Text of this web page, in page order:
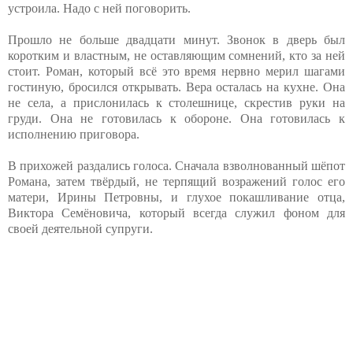
устроила. Надо с ней поговорить.
Прошло не больше двадцати минут. Звонок в дверь был
коротким и властным, не оставляющим сомнений, кто за ней
стоит. Роман, который всё это время нервно мерил шагами
гостиную, бросился открывать. Вера осталась на кухне. Она
не села, а прислонилась к столешнице, скрестив руки на
груди. Она не готовилась к обороне. Она готовилась к
исполнению приговора.
В прихожей раздались голоса. Сначала взволнованный шёпот
Романа, затем твёрдый, не терпящий возражений голос его
матери, Ирины Петровны, и глухое покашливание отца,
Виктора Семёновича, который всегда служил фоном для
своей деятельной супруги.